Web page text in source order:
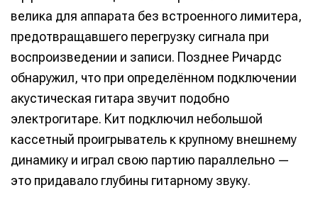
велика для аппарата без встроенного лимитера,
предотвращавшего перегрузку сигнала при
воспроизведении и записи. Позднее Ричардс
обнаружил, что при определённом подключении
акустическая гитара звучит подобно
электрогитаре. Кит подключил небольшой
кассетный проигрыватель к крупному внешнему
динамику и играл свою партию параллельно —
это придавало глубины гитарному звуку.